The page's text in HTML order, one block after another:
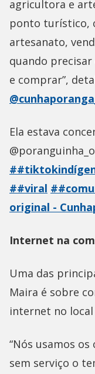
agricultora e
ponto turístico,
artesanato,
quando precisar
e comprar”,
Ela estava
##viral
original -
Internet na
Uma das
Maira é sobre
internet no
“Nós usamos
sem serviço o